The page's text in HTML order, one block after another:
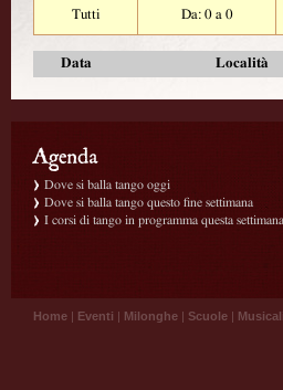
Tutti
Da: 0 a 0
Data Località
Dove si balla tango oggi
Dove si balla tango questo fine settimana
I corsi di tango in programma questa settimana
Home | Eventi | Milonghe | Scuole |